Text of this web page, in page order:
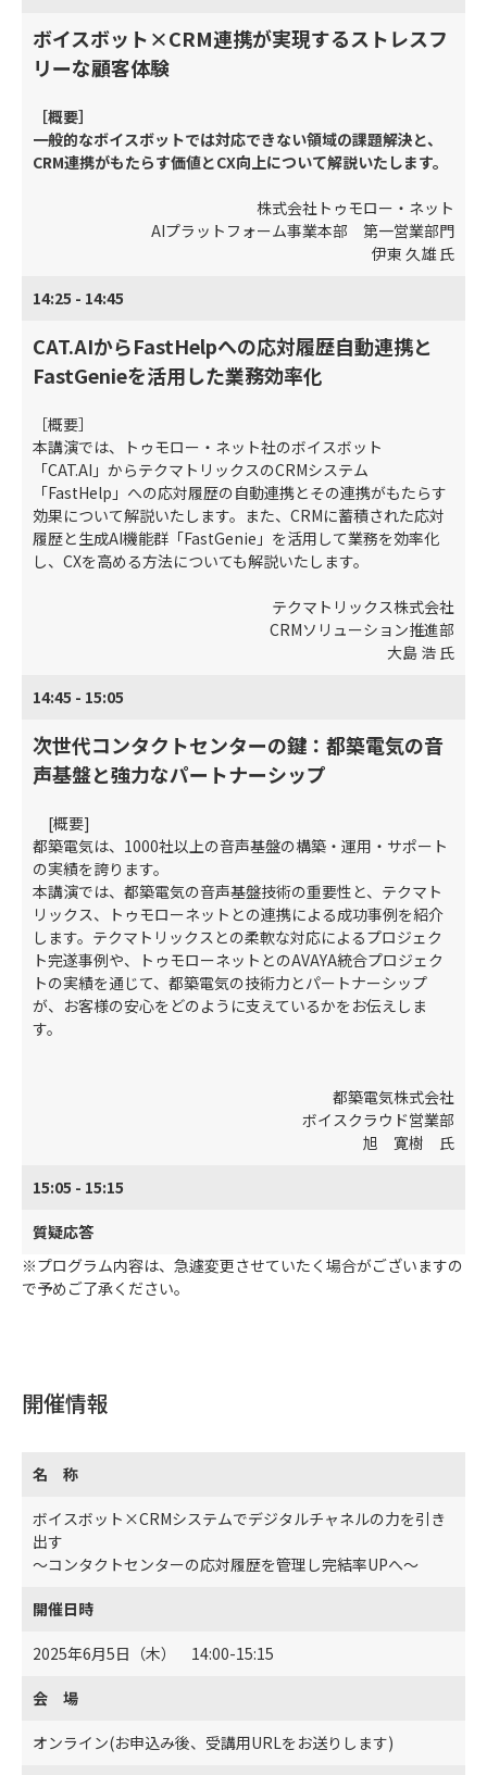
ボイスボット×CRM連携が実現するストレスフ
リーな顧客体験
［概要］
一般的なボイスボットでは対応できない領域の課題解決と、
CRM連携がもたらす価値とCX向上について解説いたします。
株式会社トゥモロー・ネット
AIプラットフォーム事業本部 第一営業部門
伊東 久雄 氏
14:25 - 14:45
CAT.AIからFastHelpへの応対履歴自動連携と
FastGenieを活用した業務効率化
［概要］
本講演では、トゥモロー・ネット社のボイスボット
「CAT.AI」からテクマトリックスのCRMシステム
「FastHelp」への応対履歴の自動連携とその連携がもたらす
効果について解説いたします。また、CRMに蓄積された応対
履歴と生成AI機能群「FastGenie」を活用して業務を効率化
し、CXを高める方法についても解説いたします。
テクマトリックス株式会社
CRMソリューション推進部
大島 浩 氏
14:45 - 15:05
次世代コンタクトセンターの鍵：都築電気の音
声基盤と強力なパートナーシップ
[概要]
都築電気は、1000社以上の音声基盤の構築・運用・サポート
の実績を誇ります。
本講演では、都築電気の音声基盤技術の重要性と、テクマト
リックス、トゥモローネットとの連携による成功事例を紹介
します。テクマトリックスとの柔軟な対応によるプロジェク
ト完遂事例や、トゥモローネットとのAVAYA統合プロジェク
トの実績を通じて、都築電気の技術力とパートナーシップ
が、お客様の安心をどのように支えているかをお伝えしま
す。
都築電気株式会社
ボイスクラウド営業部
旭 寛樹 氏
15:05 - 15:15
質疑応答
※プログラム内容は、急遽変更させていたく場合がございますの
で予めご了承ください。
開催情報
名 称
ボイスボット×CRMシステムでデジタルチャネルの力を引き
出す
～コンタクトセンターの応対履歴を管理し完結率UPへ～
開催日時
2025年6月5日（木） 14:00-15:15
会 場
オンライン(お申込み後、受講用URLをお送りします)